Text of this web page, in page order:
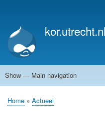
account
menu
kor.utrecht.nl
Main
Show — Main navigation
Home
Kunstwerken
Actueel
Routes
Breadcrumb
Home Actueel